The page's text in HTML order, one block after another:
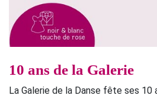
10 ans de la Galerie
La Galerie de la Danse fête ses 10